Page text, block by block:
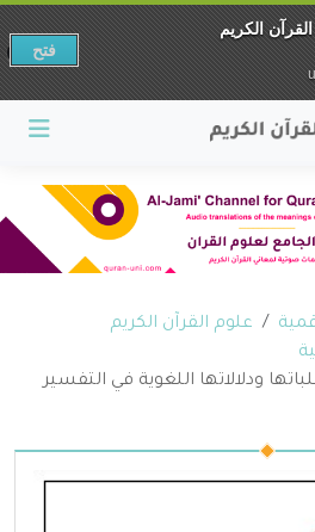
علوم القرآن الكريم
ودلالاتها اللغوية في التفسير
الكريم
فتح